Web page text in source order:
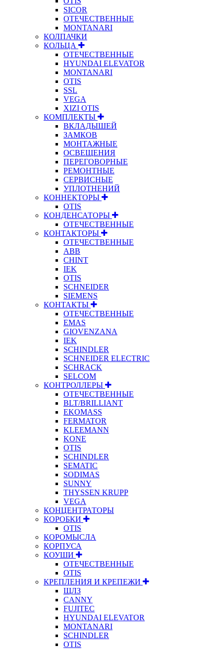
SICOR
ОТЕЧЕСТВЕННЫЕ
MONTANARI
КОЛПАЧКИ
КОЛЬЦА
ОТЕЧЕСТВЕННЫЕ
HYUNDAI ELEVATOR
MONTANARI
OTIS
SSL
VEGA
XIZI OTIS
КОМПЛЕКТЫ
ВКЛАДЫШЕЙ
ЗАМКОВ
МОНТАЖНЫЕ
ОСВЕЩЕНИЯ
ПЕРЕГОВОРНЫЕ
РЕМОНТНЫЕ
СЕРВИСНЫЕ
УПЛОТНЕНИЙ
КОННЕКТОРЫ
OTIS
КОНДЕНСАТОРЫ
ОТЕЧЕСТВЕННЫЕ
КОНТАКТОРЫ
ОТЕЧЕСТВЕННЫЕ
ABB
CHINT
IEK
OTIS
SCHNEIDER
SIEMENS
КОНТАКТЫ
ОТЕЧЕСТВЕННЫЕ
EMAS
GIOVENZANA
IEK
SCHINDLER
SCHNEIDER ELECTRIC
SCHRACK
SELCOM
КОНТРОЛЛЕРЫ
ОТЕЧЕСТВЕННЫЕ
BLT/BRILLIANT
EKOMASS
FERMATOR
KLEEMANN
KONE
OTIS
SCHINDLER
SEMATIC
SODIMAS
SUNNY
THYSSEN KRUPP
VEGA
КОНЦЕНТРАТОРЫ
КОРОБКИ
OTIS
КОРОМЫСЛА
КОРПУСА
КОУШИ
ОТЕЧЕСТВЕННЫЕ
OTIS
КРЕПЛЕНИЯ И КРЕПЕЖИ
ЩЛЗ
CANNY
FUJITEC
HYUNDAI ELEVATOR
MONTANARI
SCHINDLER
OTIS